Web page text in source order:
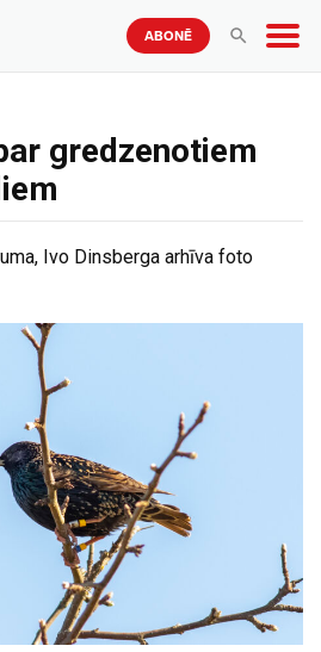
ABONĒ
gredzenotiem
Ivo Dinsberga arhīva foto